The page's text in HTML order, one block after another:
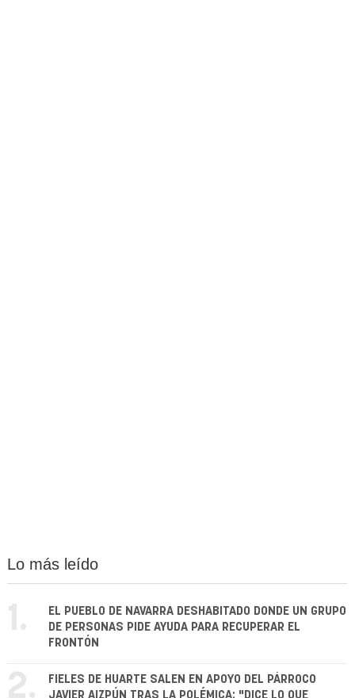
Lo más leído
1.
EL PUEBLO DE NAVARRA DESHABITADO DONDE UN GRUPO
DE PERSONAS PIDE AYUDA PARA RECUPERAR EL
FRONTÓN
2.
FIELES DE HUARTE SALEN EN APOYO DEL PÁRROCO
JAVIER AIZPÚN TRAS LA POLÉMICA: "DICE LO QUE